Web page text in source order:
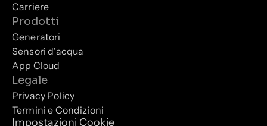
Carriere
Prodotti
Generatori
Sensori d'acqua
App Cloud
Legale
Privacy Policy
Termini e Condizioni
Impostazioni Cookie